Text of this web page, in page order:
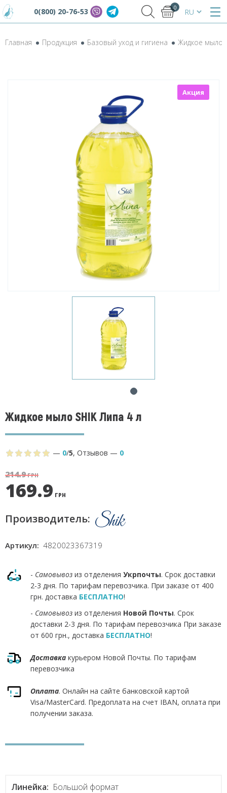
0(800) 20-76-53 0
Главная Продукция Базовый уход и гигиена Жидкое мыло
Акция
Жидкое мыло SHIK Липа 4 л
— 0/5, Отзывов — 0
214.9ГРН
169.9 ГРН
Производитель:
Артикул: 4820023367319
- Самовывоз из отделения Укрпочты. Срок доставки
2-3 дня. По тарифам перевозчика. При заказе от 400
грн. доставка БЕСПЛАТНО!
- Самовывоз из отделения Новой Почты. Срок
доставки 2-3 дня. По тарифам перевозчика При заказе
от 600 грн., доставка БЕСПЛАТНО!
Доставка курьером Новой Почты. По тарифам
перевозчика
Оплата. Онлайн на сайте банковской картой
Visa/MasterCard. Предоплата на счет IBAN, оплата при
получении заказа.
Линейка: Большой формат